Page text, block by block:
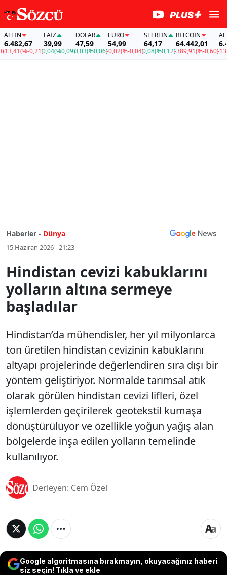
(%-0,21)
FAİZ
39,99
0,04(%0,09)
DOLAR
47,59
0,03(%0,06)
EURO
54,99
-0,02(%-0,04)
STERLIN
64,17
0,08(%0,12)
BITCOIN
64.442,01
-389,91(%-0,60)
ALTIN
-13,41
Haberler - Dünya
15 Haziran 2026 - 21:23
Hindistan cevizi kabuklarını
yolların altına sermeye
başladılar
Hindistan’da mühendisler, her yıl milyonlarca
ton üretilen hindistan cevizinin kabuklarını
altyapı projelerinde değerlendiren sıra dışı bir
yöntem geliştiriyor. Normalde tarımsal atık
olarak görülen hindistan cevizi lifleri, özel
işlemlerden geçirilerek geotekstil kumaşa
dönüştürülüyor ve özellikle yoğun yağış alan
bölgelerde inşa edilen yolların temelinde
kullanılıyor.
Derleyen: Cem Özel
Google algoritmasına bırakmayın, okuyacağınız haberi
siz seçin! Tıkla ve ekle